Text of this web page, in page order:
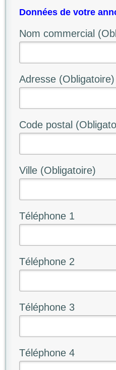
Données de votre
Nom commercial
Adresse (Obligatoire)
Code postal
Ville (Obligatoire)
Téléphone 1
Téléphone 2
Téléphone 3
Téléphone 4